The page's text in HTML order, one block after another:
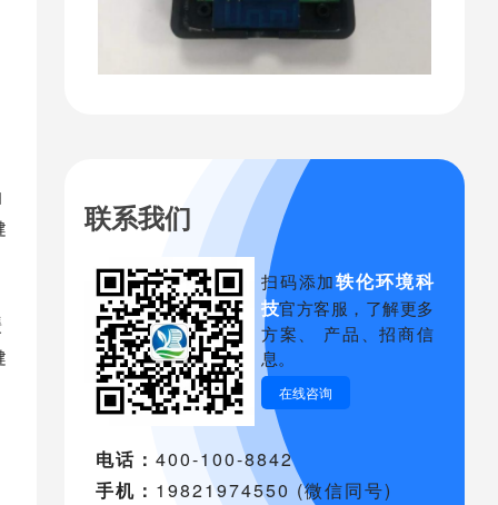
联系我们
扫码添加轶伦环境科
技官方客服，了解更多
方案、 产品、招商信
息。
在线咨询
电话：400-100-8842
手机： 19821974550 (微信同号)